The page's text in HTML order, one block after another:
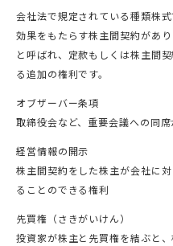
会社法で規定されている種類株
効果をもたらす株主間契約があ
と呼ばれ、定款もしくは株主間
る追加の権利です。
オブザーバー条項
取締役会など、重要会議への同
経営情報の開示
株主間契約をした株主が会社に
ることのできる権利
先買権（さきがいけん）
投資家が株主と先買権を結ぶと